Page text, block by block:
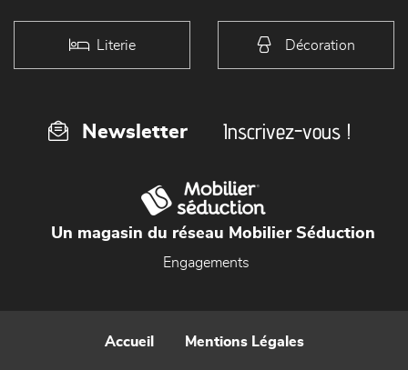
Literie Décoration
Newsletter Inscrivez-vous !
Un magasin du réseau Mobilier Séduction
Engagements
Accueil Mentions Légales